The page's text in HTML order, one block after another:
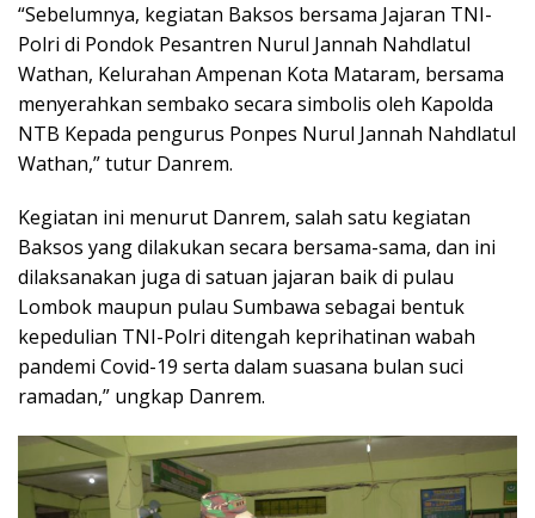
“Sebelumnya, kegiatan Baksos bersama Jajaran TNI-
Polri di Pondok Pesantren Nurul Jannah Nahdlatul
Wathan, Kelurahan Ampenan Kota Mataram, bersama
menyerahkan sembako secara simbolis oleh Kapolda
NTB Kepada pengurus Ponpes Nurul Jannah Nahdlatul
Wathan,” tutur Danrem.
Kegiatan ini menurut Danrem, salah satu kegiatan
Baksos yang dilakukan secara bersama-sama, dan ini
dilaksanakan juga di satuan jajaran baik di pulau
Lombok maupun pulau Sumbawa sebagai bentuk
kepedulian TNI-Polri ditengah keprihatinan wabah
pandemi Covid-19 serta dalam suasana bulan suci
ramadan,” ungkap Danrem.